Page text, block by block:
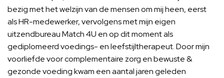
bezig met het welzijn van de mensen om mij heen, eerst
als HR-medewerker, vervolgens met mijn eigen
uitzendbureau Match 4U en op dit moment als
gediplomeerd voedings- en leefstijltherapeut. Door mijn
voorliefde voor complementaire zorg en bewuste &
gezonde voeding kwam een aantal jaren geleden